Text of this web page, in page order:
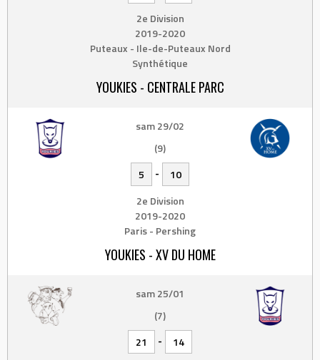
2e Division
2019-2020
Puteaux - Ile-de-Puteaux Nord
Synthétique
YOUKIES - CENTRALE PARC
sam 29/02
(9)
5
-
10
2e Division
2019-2020
Paris - Pershing
YOUKIES - XV DU HOME
sam 25/01
(7)
21
-
14